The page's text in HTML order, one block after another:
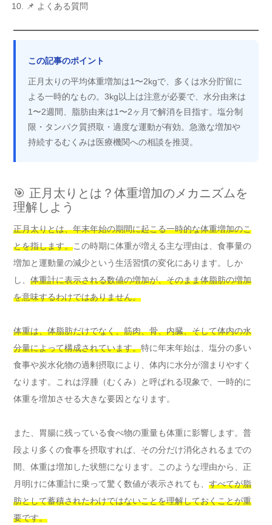
📌 よくある質問
この記事のポイント
正月太りの平均体重増加は1〜2kgで、多くは水分貯留に
よる一時的なもの。3kg以上は注意が必要で、水分由来は
1〜2週間、脂肪由来は1〜2ヶ月で解消を目指す。塩分制
限・タンパク質摂取・適度な運動が有効。急激な増加や
持続するむくみは医療機関への相談を推奨。
🎯 正月太りとは？体重増加のメカニズムを
理解しよう
正月太りとは、年末年始の期間に起こる一時的な体重増加のこ
とを指します。この時期に体重が増える主な理由は、食事量の
増加と運動量の減少という生活習慣の変化にあります。しか
し、 体重計に表示される数値の増加が、そのまま体脂肪の増加
を意味するわけではありません。
体重は、体脂肪だけでなく、筋肉、骨、内臓、そして体内の水
分量によって構成されています。特に年末年始は、塩分の多い
食事や炭水化物の過剰摂取により、体内に水分が溜まりやすく
なります。これは浮腫（むくみ）と呼ばれる現象で、一時的に
体重を増加させる大きな要因となります。
また、胃腸に残っている食べ物の重量も体重に影響します。普
段より多くの食事を摂取すれば、その分だけ消化されるまでの
間、体重は増加した状態になります。このような理由から、正
月明けに体重計に乗って驚く数値が表示されても、 すべてが脂
肪として蓄積されたわけではないことを理解しておくことが重
要です。